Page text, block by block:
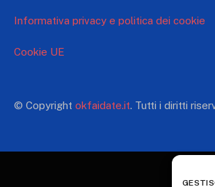
Informativa privacy e politica dei cookie
Cookie UE
© Copyright okfaidate.it. Tutti i diritti